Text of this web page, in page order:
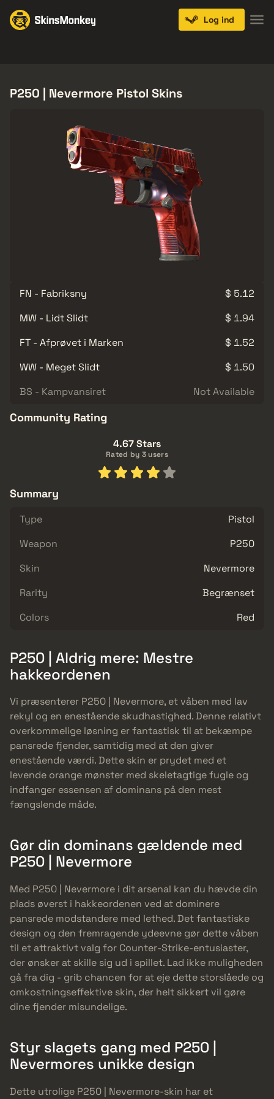
Log ind
P250 | Nevermore Pistol Skins
FN - Fabriksny
$ 5.12
MW - Lidt Slidt
$ 1.94
FT - Afprøvet i Marken
$ 1.52
WW - Meget Slidt
$ 1.50
BS - Kampvansiret
Not Available
Community Rating
4.67 Stars
Rated by 3 users
Summary
Type
Pistol
Weapon
P250
Skin
Nevermore
Rarity
Begrænset
Colors
Red
P250 | Aldrig mere: Mestre
hakkeordenen
Vi præsenterer P250 | Nevermore, et våben med lav
rekyl og en enestående skudhastighed. Denne relativt
overkommelige løsning er fantastisk til at bekæmpe
pansrede fjender, samtidig med at den giver
enestående værdi. Dette skin er prydet med et
levende orange mønster med skeletagtige fugle og
indfanger essensen af dominans på den mest
fængslende måde.
Gør din dominans gældende med
P250 | Nevermore
Med P250 | Nevermore i dit arsenal kan du hævde din
plads øverst i hakkeordenen ved at dominere
pansrede modstandere med lethed. Det fantastiske
design og den fremragende ydeevne gør dette våben
til et attraktivt valg for Counter-Strike-entusiaster,
der ønsker at skille sig ud i spillet. Lad ikke muligheden
gå fra dig - grib chancen for at eje dette storslåede og
omkostningseffektive skin, der helt sikkert vil gøre
dine fjender misundelige.
Styr slagets gang med P250 |
Nevermores unikke design
Dette utrolige P250 | Nevermore-skin har et